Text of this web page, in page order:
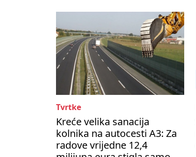
Tvrtke
Kreće velika sanacija
kolnika na autocesti A3: Za
radove vrijedne 12,4